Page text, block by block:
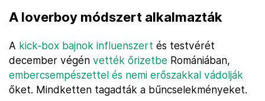
A loverboy módszert alkalmazták
A kick-box bajnok influenszert és testvérét
december végén vették őrizetbe Romániában,
embercsempészettel és nemi erőszakkal vádolják
őket. Mindketten tagadták a bűncselekményeket.